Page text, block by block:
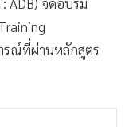
รณ์ที่ผ่านหลักสูตร